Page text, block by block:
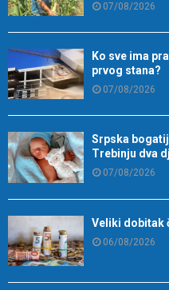
07/08/2026
Ko sve ima
prvog stana?
07/08/2026
Srpska
Trebinju dva
07/08/2026
Veliki dobitak
06/08/2026